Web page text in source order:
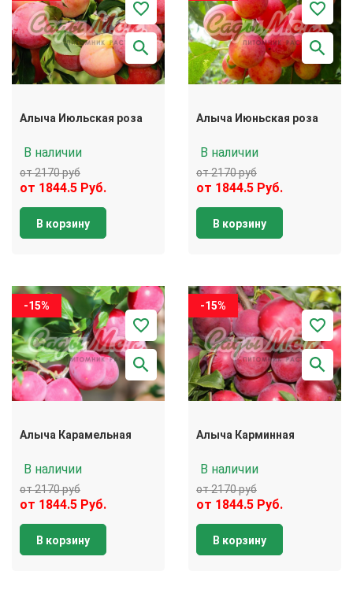
Алыча Июльская роза
В наличии
от 2170 руб
от 1844.5 Руб.
В корзину
Алыча Июньская роза
В наличии
от 2170 руб
от 1844.5 Руб.
В корзину
-15%
Алыча Карамельная
В наличии
от 2170 руб
от 1844.5 Руб.
В корзину
-15%
Алыча Карминная
В наличии
от 2170 руб
от 1844.5 Руб.
В корзину